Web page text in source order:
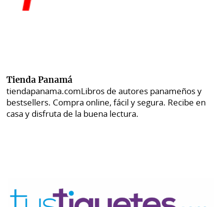
Tienda Panamá
tiendapanama.comLibros de autores panameños y
bestsellers. Compra online, fácil y segura. Recibe en
casa y disfruta de la buena lectura.